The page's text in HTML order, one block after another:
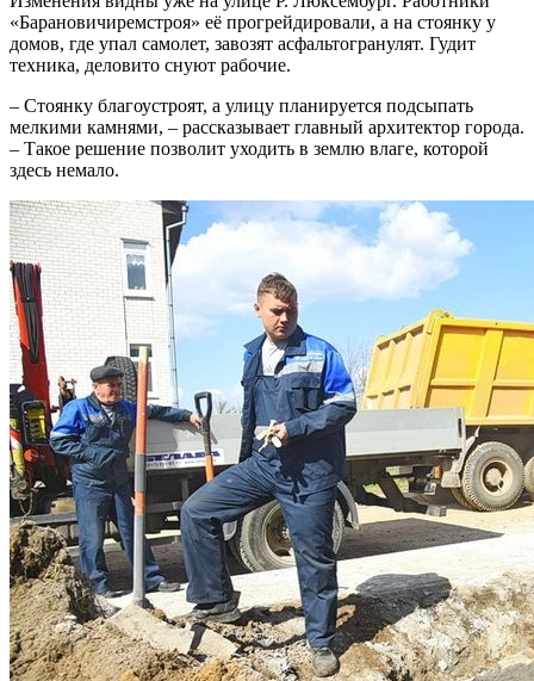
«Барановичиремстроя» её прогрейдировали, а на стоянку у
домов, где упал самолет, завозят асфальтогранулят. Гудит
техника, деловито снуют рабочие.
– Стоянку благоустроят, а улицу планируется подсыпать
мелкими камнями, – рассказывает главный архитектор города.
– Такое решение позволит уходить в землю влаге, которой
здесь немало.